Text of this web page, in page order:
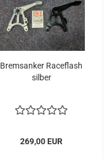
Bremsanker Raceflash
silber
269,00 EUR